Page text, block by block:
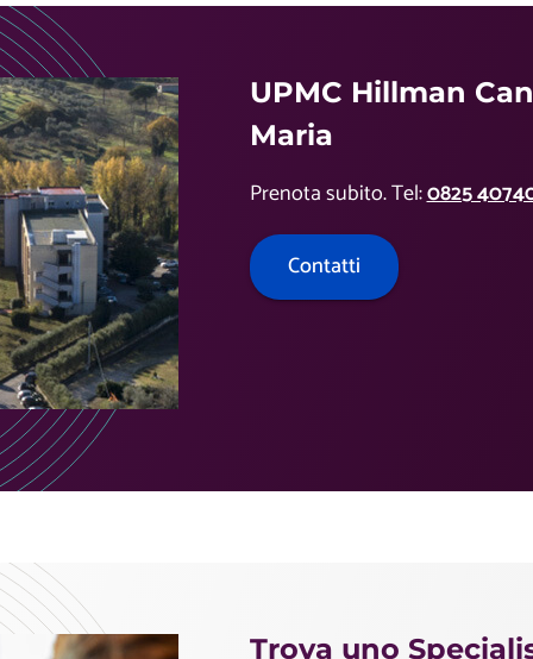
UPMC Hillman
Maria
Prenota subito. Tel:0825
Contatti
Trova uno